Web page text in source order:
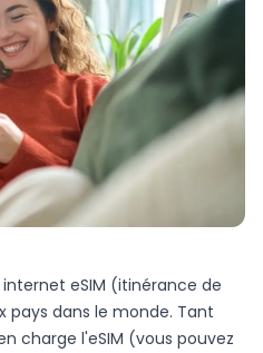
eSIM (itinérance de
pays dans le monde. Tant
charge l'eSIM (vous pouvez